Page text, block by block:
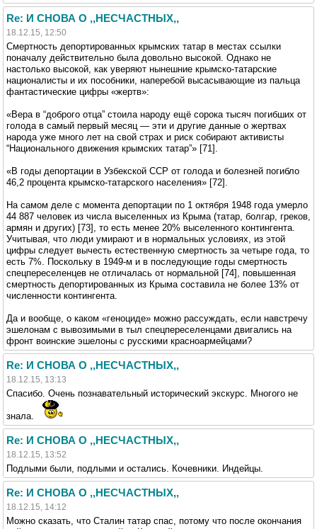
Re: И СНОВА О ,,НЕСЧАСТНЫХ,,
18.12.15, 12:50
Смертность депортированных крымских татар в местах ссылки
поначалу действительно была довольно высокой. Однако не
настолько высокой, как уверяют нынешние крымско-татарские
националисты и их пособники, наперебой высасывающие из пальца
фантастические цифры «жертв»:
«Вера в “доброго отца” стоила народу ещё сорока тысяч погибших от
голода в самый первый месяц — эти и другие данные о жертвах
народа уже много лет на свой страх и риск собирают активисты
“Национального движения крымских татар”» [71].
«В годы депортации в Узбекской ССР от голода и болезней погибло
46,2 процента крымско-татарского населения» [72].
На самом деле с момента депортации по 1 октября 1948 года умерло
44 887 человек из числа выселенных из Крыма (татар, болгар, греков,
армян и других) [73], то есть менее 20% выселенного контингента.
Учитывая, что люди умирают и в нормальных условиях, из этой
цифры следует вычесть естественную смертность за четыре года, то
есть 7%. Поскольку в 1949-м и в последующие годы смертность
спецпереселенцев не отличалась от нормальной [74], повышенная
смертность депортированных из Крыма составила не более 13% от
численности контингента.
Да и вообще, о каком «геноциде» можно рассуждать, если навстречу
эшелонам с вывозимыми в тыл спецпереселенцами двигались на
фронт воинские эшелоны с русскими красноармейцами?
Re: И СНОВА О ,,НЕСЧАСТНЫХ,,
18.12.15, 13:13
Спасибо. Очень познавательный исторический экскурс. Многого не
знала.
Re: И СНОВА О ,,НЕСЧАСТНЫХ,,
18.12.15, 13:52
Подлыми были, подлыми и остались. Кочевники. Индейцы.
Re: И СНОВА О ,,НЕСЧАСТНЫХ,,
18.12.15, 14:12
Можно сказать, что Сталин татар спас, потому что после окончания